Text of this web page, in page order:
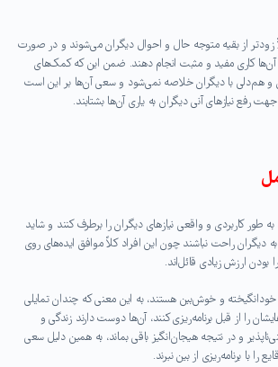
زودتر از بقیه متوجه حال و احوال دیگران می‌شوند و در صورت
آن‌ها کاری مفید و مثبت انجام دهند. ضمن این که کمک‌های
و هم‌دلی با دیگران خلاصه نمی‌شود و سعی آن‌ها بر این است
رفع نیازهای آنی دیگران به یاری آن‌ها بشتابند.
طور کاربردی و واقعی نیازهای دیگران را برطرف کنند و شاید
دیگران راحت نباشند چون این افراد کلاً موافق ایده‌های روی
بودن ارزش زیادی قائل‌اند.
و خوش‌بین هستند، به این معنی که چندان تمایلی
را از قبل برنامه‌ریزی کنند، آن‌ها دوست دارند زندگی و
و در نتیجه هیجان‌انگیز باقی بماند، به همین دلیل سعی
با برنامه‌ریزی از بین نبرند.